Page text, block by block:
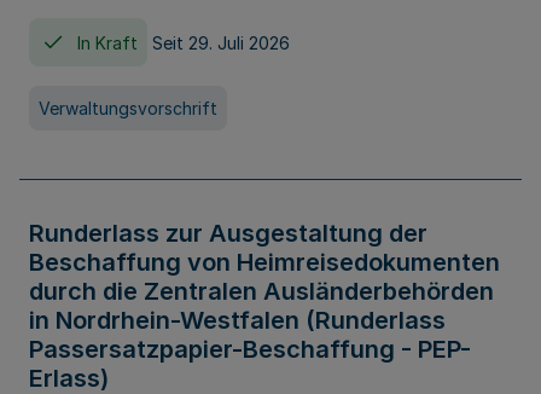
In Kraft Seit 29. Juli 2026
Verwaltungsvorschrift
Runderlass zur Ausgestaltung der
Beschaffung von Heimreisedokumenten
durch die Zentralen Ausländerbehörden
in Nordrhein-Westfalen (Runderlass
Passersatzpapier-Beschaffung - PEP-
Erlass)